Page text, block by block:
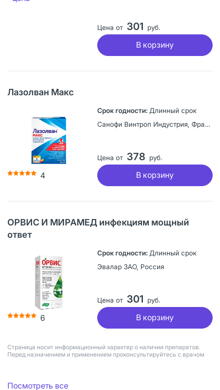
Цена от 301 руб.
В корзину
Лазолван Макс
4
Длинный срок
Санофи Винтроп Индустрия, Франция
Цена от 378 руб.
В корзину
ОРВИС И МИРАМЕД инфекциям мощный
ответ
6
Длинный срок
Эвалар ЗАО, Россия
Цена от 301 руб.
В корзину
Страница носит информационный характер о наличии препаратов.
Перед назначением и применением проконсультируйтесь с врачом
Посмотреть все